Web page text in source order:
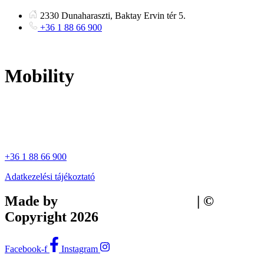
Ugrás
tartalomhoz
2330 Dunaharaszti, Baktay Ervin tér 5.
+36 1 88 66 900
Mobility
+36 1 88 66 900
Adatkezelési tájékoztató
Made by
| ©
Copyright 2026
Facebook-f Instagram